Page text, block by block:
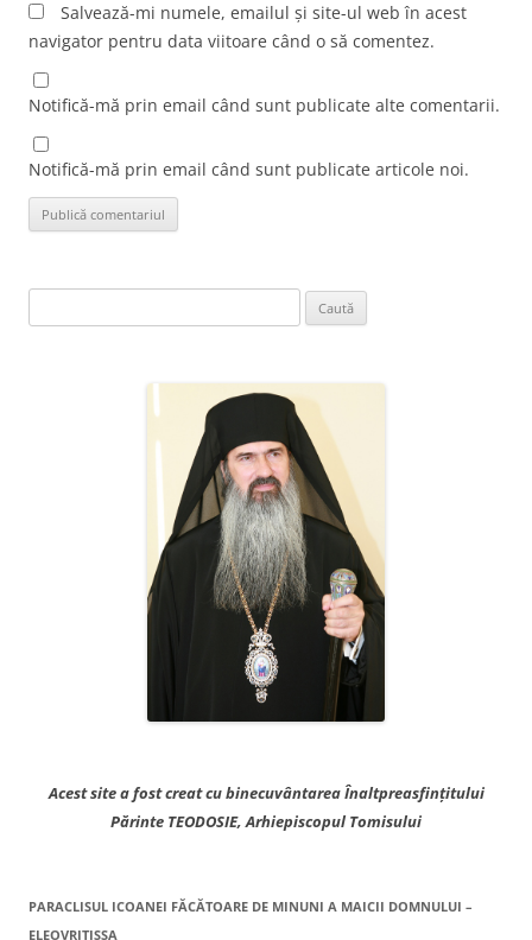
Salvează-mi numele, emailul și site-ul web în acest
navigator pentru data viitoare când o să comentez.
Notifică-mă prin email când sunt publicate alte comentarii.
Notifică-mă prin email când sunt publicate articole noi.
după:
Acest site a fost creat cu binecuvântarea Înaltpreasfințitului
Părinte TEODOSIE, Arhiepiscopul Tomisului
PARACLISUL ICOANEI FĂCĂTOARE DE MINUNI A MAICII DOMNULUI –
ELEOVRITISSA